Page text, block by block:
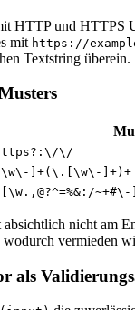
HTTP und HTTPS
mit https://
Textstring überein.
\/
[\w\-]+(\.[\w\-]+)+
nicht am
vermieden
als